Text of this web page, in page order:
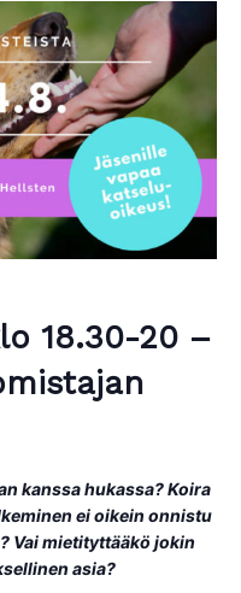
18.30-20 –
kanssa hukassa? Koira
ei oikein onnistu
Vai mietityttääkö jokin
asia?